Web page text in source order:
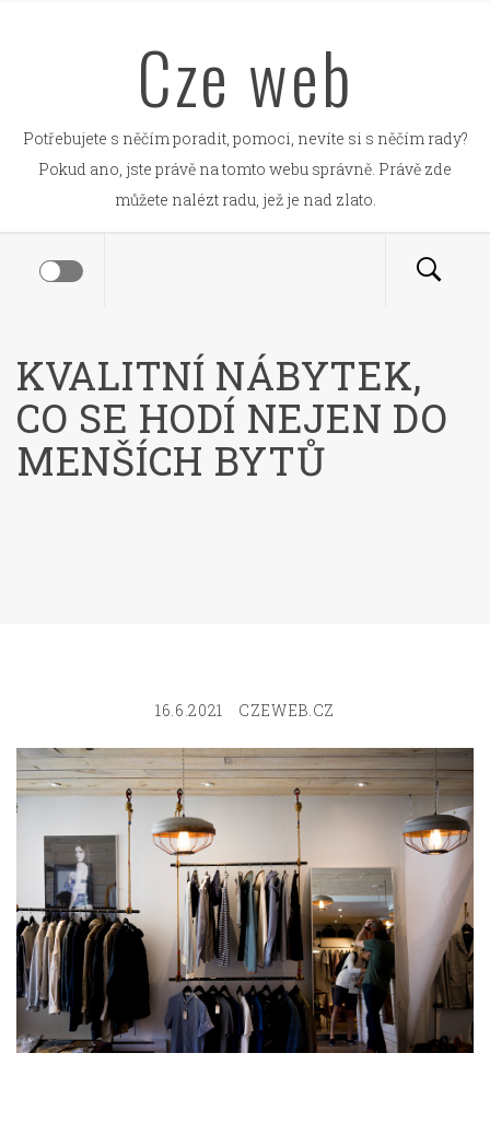
Cze web
Potřebujete s něčím poradit, pomoci, nevíte si s něčím rady?
Pokud ano, jste právě na tomto webu správně. Právě zde
můžete nalézt radu, jež je nad zlato.
KVALITNÍ NÁBYTEK,
CO SE HODÍ NEJEN DO
MENŠÍCH BYTŮ
16.6.2021 CZEWEB.CZ